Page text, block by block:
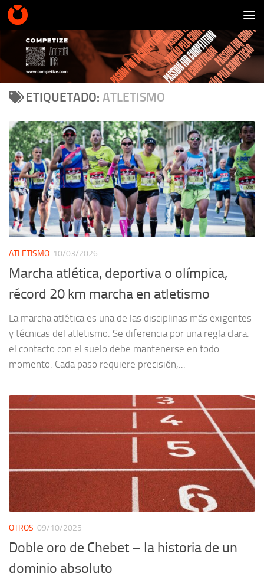
Saltar al contenido
ETIQUETADO: ATLETISMO
ATLETISMO 10/03/2026
Marcha atlética, deportiva o olímpica,
récord 20 km marcha en atletismo
La marcha atlética es una de las disciplinas más exigentes
y técnicas del atletismo. Se diferencia por una regla clara:
el contacto con el suelo debe mantenerse en todo
momento. Cada paso requiere precisión,...
OTROS 09/10/2025
Doble oro de Chebet – la historia de un
dominio absoluto